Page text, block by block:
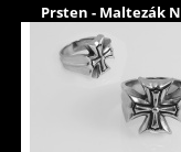
Prsten - Maltezák